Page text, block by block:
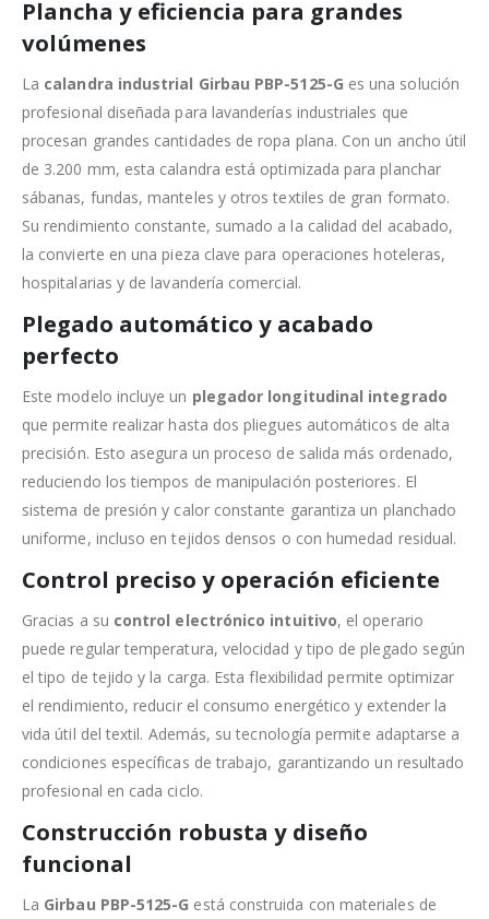
Plancha y eficiencia para grandes
volúmenes
La calandra industrial Girbau PBP-5125-G es una solución
profesional diseñada para lavanderías industriales que
procesan grandes cantidades de ropa plana. Con un ancho útil
de 3.200 mm, esta calandra está optimizada para planchar
sábanas, fundas, manteles y otros textiles de gran formato.
Su rendimiento constante, sumado a la calidad del acabado,
la convierte en una pieza clave para operaciones hoteleras,
hospitalarias y de lavandería comercial.
Plegado automático y acabado
perfecto
Este modelo incluye un plegador longitudinal integrado
que permite realizar hasta dos pliegues automáticos de alta
precisión. Esto asegura un proceso de salida más ordenado,
reduciendo los tiempos de manipulación posteriores. El
sistema de presión y calor constante garantiza un planchado
uniforme, incluso en tejidos densos o con humedad residual.
Control preciso y operación eficiente
Gracias a su control electrónico intuitivo, el operario
puede regular temperatura, velocidad y tipo de plegado según
el tipo de tejido y la carga. Esta flexibilidad permite optimizar
el rendimiento, reducir el consumo energético y extender la
vida útil del textil. Además, su tecnología permite adaptarse a
condiciones específicas de trabajo, garantizando un resultado
profesional en cada ciclo.
Construcción robusta y diseño
funcional
La Girbau PBP-5125-G está construida con materiales de